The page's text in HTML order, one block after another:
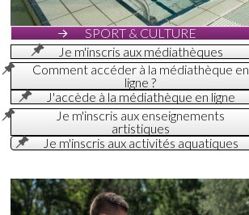
SPORT & CULTURE
Je m'inscris aux médiathèques
Comment accéder à la médiathèque en
ligne ?
J'accède à la médiathèque en ligne
Je m'inscris aux enseignements
artistiques
Je m'inscris aux activités aquatiques